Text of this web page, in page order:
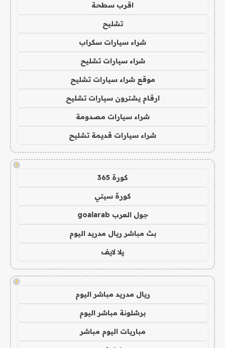
اقرب سطحة
تشليح
شراء سيارات سكراب
شراء سيارات تشليح
موقع شراء سيارات تشليح
ارقام يشترون سيارات تشليح
شراء سيارات مصدومة
شراء سيارات قديمة تشليح
!
كورة 365
كورة سيتي
جول العرب goalarab
بث مباشر ريال مدريد اليوم
يلا لايف
!
ريال مدريد مباشر اليوم
برشلونة مباشر اليوم
مباريات اليوم مباشر